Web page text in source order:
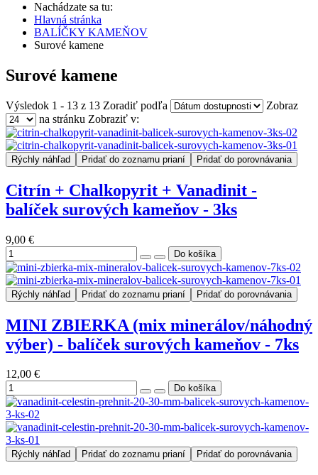
Nachádzate sa tu:
Hlavná stránka
BALÍČKY KAMEŇOV
Surové kamene
Surové kamene
Výsledok 1 - 13 z 13 Zoradiť podľa
Zobraz
na stránku Zobraziť v:
Rýchly náhľad Pridať do zoznamu prianí Pridať do porovnávania
Citrín + Chalkopyrit + Vanadinit -
balíček surových kameňov - 3ks
9,00 €
Rýchly náhľad Pridať do zoznamu prianí Pridať do porovnávania
MINI ZBIERKA (mix minerálov/náhodný
výber) - balíček surových kameňov - 7ks
12,00 €
Rýchly náhľad Pridať do zoznamu prianí Pridať do porovnávania